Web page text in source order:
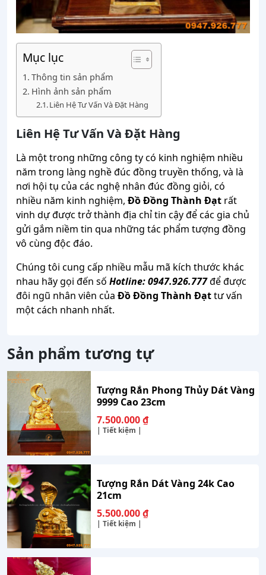
Mục lục
Thông tin sản phẩm
Hình ảnh sản phẩm
Liên Hệ Tư Vấn Và Đặt Hàng
Liên Hệ Tư Vấn Và Đặt Hàng
Là một trong những công ty có kinh nghiệm nhiều
năm trong làng nghề đúc đồng truyền thống, và là
nơi hội tụ của các nghệ nhân đúc đồng giỏi, có
nhiều năm kinh nghiệm, Đồ Đồng Thành Đạt rất
vinh dự được trở thành địa chỉ tin cậy để các gia chủ
gửi gắm niềm tin qua những tác phẩm tượng đồng
vô cùng độc đáo.
Chúng tôi cung cấp nhiều mẫu mã kích thước khác
nhau hãy gọi đến số Hotline: 0947.926.777để được
đôi ngũ nhân viên của Đồ Đồng Thành Đạttư vấn
một cách nhanh nhất.
Sản phẩm tương tự
Tượng Rắn Phong Thủy Dát Vàng
9999 Cao 23cm
7.500.000₫
| Tiết kiệm |
Tượng Rắn Dát Vàng 24k Cao
21cm
5.500.000₫
| Tiết kiệm |